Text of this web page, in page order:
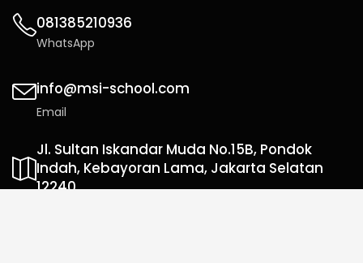
081385210936
WhatsApp
info@msi-school.com
Email
Jl. Sultan Iskandar Muda No.15B, Pondok
Indah, Kebayoran Lama, Jakarta Selatan
12240